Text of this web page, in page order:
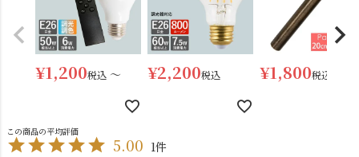
¥1,200税込 〜 ¥2,200税込 ¥1,800税込
5.00 1